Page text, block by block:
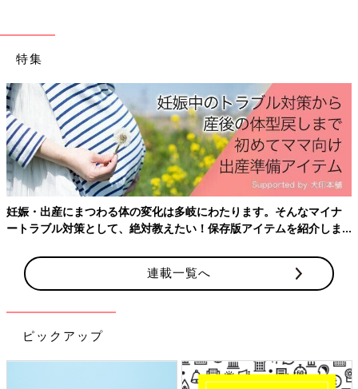
【家づくりのこだわり】②収納
特集
妊娠・出産にまつわる体の変化は多岐にわたります。そんなマイナ
ートラブル対策として、絶対教えたい！保存版アイテムを紹介しま
連載一覧へ
ピックアップ